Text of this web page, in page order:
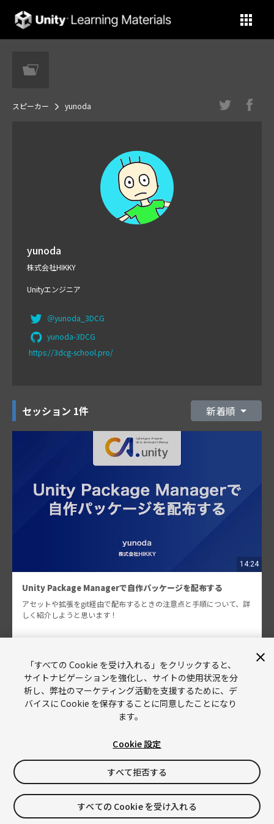
Unity Learning Materials
スピーカー yunoda
yunoda
株式会社HIKKY
Unityエンジニア
＠yunoda_3DCG
yunoda-3DCG
https://3dcg-school.pro/
セッション 1件 新着順
14:24
Unity Package Managerで自作パッケージを配布する
アセットや拡張をgit経由で配布するときの注意点と手順について、詳
しく紹介しようと思います！
yunoda
Unity
Copyright © 2026 Unity Technologies
リーガル情報 プライバシーポリシー Cookies
「すべての Cookie を受け入れる」をクリックすると、
サイトナビゲーションを強化し、サイトの使用状況を分
析し、弊社のマーケティング活動を支援するために、デ
バイスに Cookie を保存することに同意したことになり
ます。
Cookie 設定
すべて拒否する
すべての Cookie を受け入れる